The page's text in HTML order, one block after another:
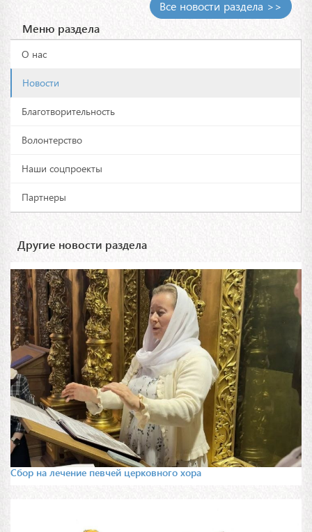
Все новости раздела >>
Меню раздела
О нас
Новости
Благотворительность
Волонтерство
Наши соцпроекты
Партнеры
Другие новости раздела
Сбор на лечение певчей церковного хора